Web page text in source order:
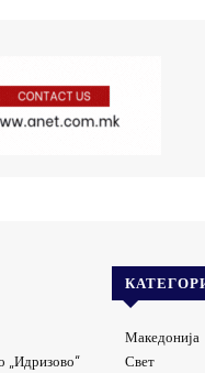
„Идризово“
Македонија
Свет